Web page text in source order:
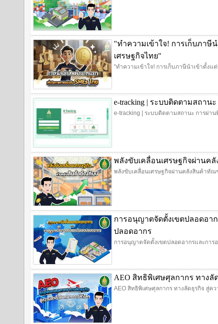
"ทำความเข้าใจ! การเก็บภาษี
เศรษฐกิจไทย"
"ทำความเข้าใจ! การเก็บภาษีนำเข้าตั้งแ
e-tracking | ระบบติดตามสถา
e-tracking | ระบบติดตามสถานะ การผ่าน
พลังขับเคลื่อนเศรษฐกิจผ่าน
พลังขับเคลื่อนเศรษฐกิจผ่านคลังสินค้าทั
การอนุญาตจัดตั้งเขตปลอดอา
ปลอดอากร
การอนุญาตจัดตั้งเขตปลอดอากรและกา
AEO สิทธิพิเศษศุลกากร ทางลั
AEO สิทธิพิเศษศุลกากร ทางลัดธุรกิจ สู่ค